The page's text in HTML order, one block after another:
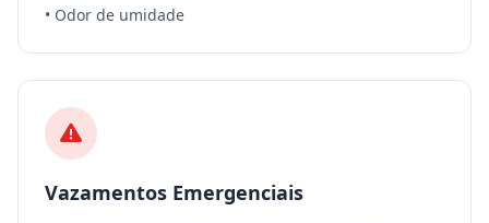
• Odor de umidade
Vazamentos Emergenciais